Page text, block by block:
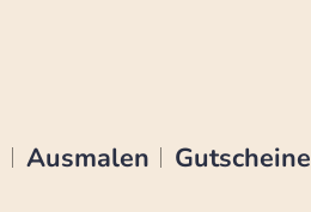
Ausmalen Gutscheine